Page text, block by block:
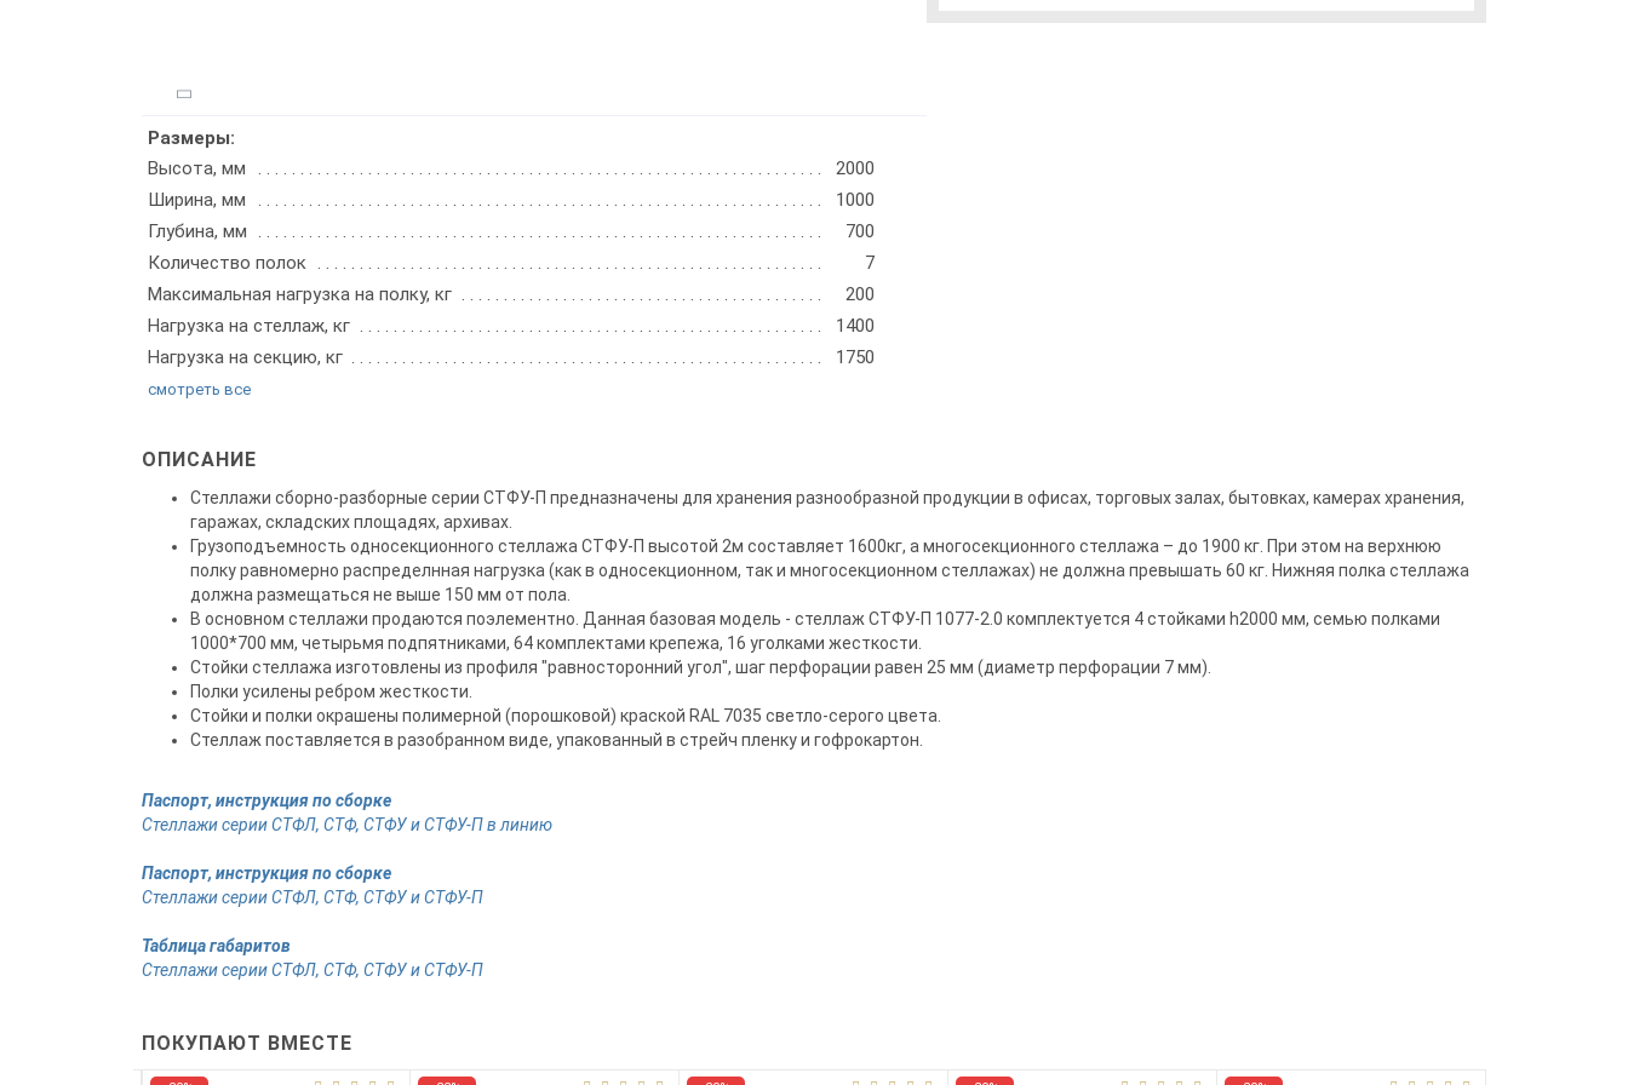
Размеры:
Высота, мм
2000
Ширина, мм
1000
Глубина, мм
700
Количество полок
7
Максимальная нагрузка на полку, кг
200
Нагрузка на стеллаж, кг
1400
Нагрузка на секцию, кг
1750
смотреть все
ОПИСАНИЕ
Стеллажи сборно-разборные серии СТФУ-П предназначены для хранения разнообразной продукции в офисах, торговых залах, бытовках, камерах хранения,
гаражах, складских площадях, архивах.
Грузоподъемность односекционного стеллажа СТФУ-П высотой 2м составляет 1600кг, а многосекционного стеллажа – до 1900 кг. При этом на верхнюю
полку равномерно распределнная нагрузка (как в односекционном, так и многосекционном стеллажах) не должна превышать 60 кг. Нижняя полка стеллажа
должна размещаться не выше 150 мм от пола.
В основном стеллажи продаются поэлементно. Данная базовая модель - стеллаж СТФУ-П 1077-2.0 комплектуется 4 стойками h2000 мм, семью полками
1000*700 мм, четырьмя подпятниками, 64 комплектами крепежа, 16 уголками жесткости.
Стойки стеллажа изготовлены из профиля "равносторонний угол", шаг перфорации равен 25 мм (диаметр перфорации 7 мм).
Полки усилены ребром жесткости.
Стойки и полки окрашены полимерной (порошковой) краской RAL 7035 светло-серого цвета.
Стеллаж поставляется в разобранном виде, упакованный в стрейч пленку и гофрокартон.
Паспорт, инструкция по сборке
Стеллажи серии СТФЛ, СТФ, СТФУ и СТФУ-П в линию
Паспорт, инструкция по сборке
Стеллажи серии СТФЛ, СТФ, СТФУ и СТФУ-П
Таблица габаритов
Стеллажи серии СТФЛ, СТФ, СТФУ и СТФУ-П
ПОКУПАЮТ ВМЕСТЕ